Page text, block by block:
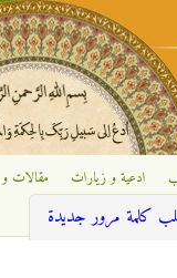
تجاوز إلى المحتوى
ادعية و زيارات مقالات
كلمة مرور جديدة